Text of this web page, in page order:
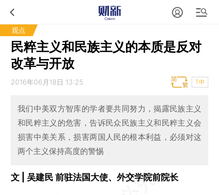
观点
民粹主义和民族主义的本质是反对
改革与开放
2016年06月18日 13:25 T中
我们中美双方智库的学者要共同努力，揭露民族主义
和民粹主义的危害，告诉民众民族主义和民粹主义会
损害中美关系，损害两国人民的根本利益，必须对这
两个主义保持高度的警惕
文 | 吴建民 前驻法国大使、外交学院前院长